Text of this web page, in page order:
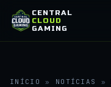
CENTRAL
CLOUD
GAMING
INÍCIO » NOTÍCIAS »